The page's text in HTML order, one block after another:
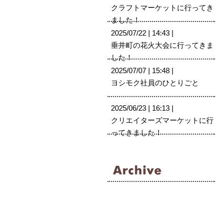
クラフトマーケットに行ってき
ました！
2025/07/22 | 14:43 |
垂井町の花火大会に行ってきま
した！
2025/07/07 | 15:48 |
ヨシモク社員のひとりごと
2025/06/23 | 16:13 |
クリエイターズマーケットに行
ってきました！